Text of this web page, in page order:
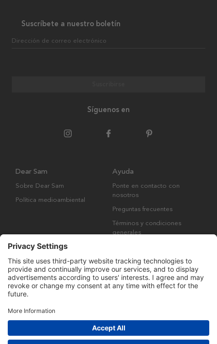
Suscríbete a nuestro boletín
Dirección de correo electrónico
Síguenos en
Dear Sam
Sobre Dear Sam
Política medioambiental
Ayuda
Ponte en contacto con
nosotros
Preguntas frecuentes
Términos y condiciones
generales
Derechos de autor © Many Brands AB 2023. Todos los derechos